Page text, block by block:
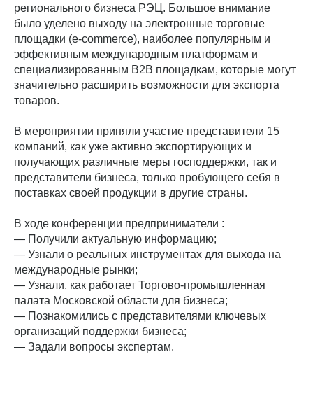
регионального бизнеса РЭЦ. Большое внимание
было уделено выходу на электронные торговые
площадки (e-commerce), наиболее популярным и
эффективным международным платформам и
специализированным B2B площадкам, которые могут
значительно расширить возможности для экспорта
товаров.
В мероприятии приняли участие представители 15
компаний, как уже активно экспортирующих и
получающих различные меры господдержки, так и
представители бизнеса, только пробующего себя в
поставках своей продукции в другие страны.
В ходе конференции предприниматели :
— Получили актуальную информацию;
— Узнали о реальных инструментах для выхода на
международные рынки;
— Узнали, как работает Торгово-промышленная
палата Московской области для бизнеса;
— Познакомились с представителями ключевых
организаций поддержки бизнеса;
— Задали вопросы экспертам.